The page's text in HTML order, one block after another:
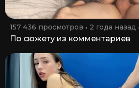
157 436 просмотров 2 года назад
По сюжету из комментариев